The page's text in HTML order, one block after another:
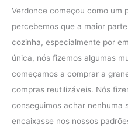
Verdonce começou como um
percebemos que a maior
cozinha, especialmente por
única, nós fizemos algumas
começamos a comprar a
compras reutilizáveis. Nós
conseguimos achar nenhuma
encaixasse nos nossos